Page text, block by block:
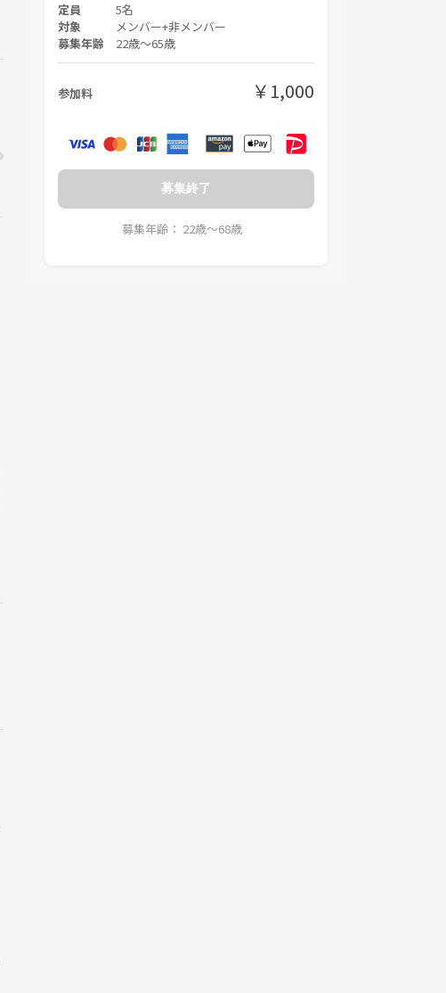
定員 5名
対象 メンバー+非メンバー
募集年齢 22歳〜65歳
参加料 ￥1,000
募集終了
募集年齢： 22歳〜68歳